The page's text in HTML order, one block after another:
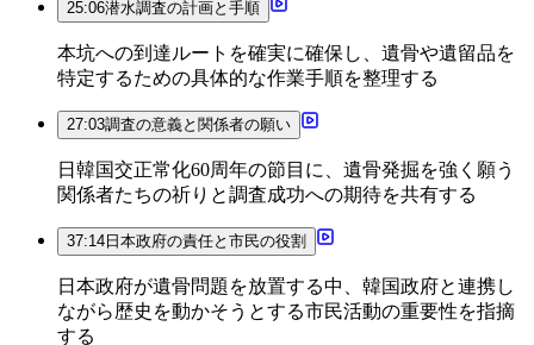
25:06潜水調査の計画と手順
本坑への到達ルートを確実に確保し、遺骨や遺留品を
特定するための具体的な作業手順を整理する
27:03調査の意義と関係者の願い
日韓国交正常化60周年の節目に、遺骨発掘を強く願う
関係者たちの祈りと調査成功への期待を共有する
37:14 日本政府の責任と市民の役割
日本政府が遺骨問題を放置する中、韓国政府と連携し
ながら歴史を動かそうとする市民活動の重要性を指摘
する